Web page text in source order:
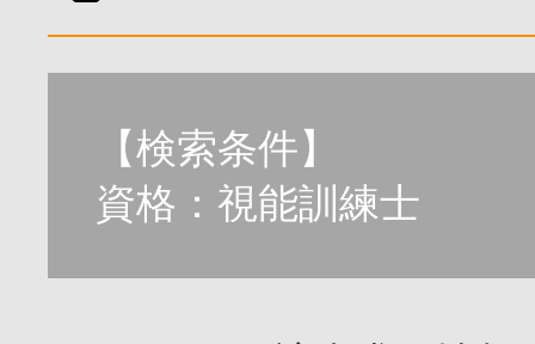
【検索条件】
資格：視能訓練士